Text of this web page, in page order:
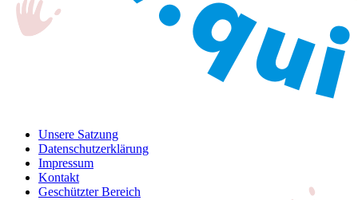
Unsere Satzung
Datenschutzerklärung
Impressum
Kontakt
Geschützter Bereich